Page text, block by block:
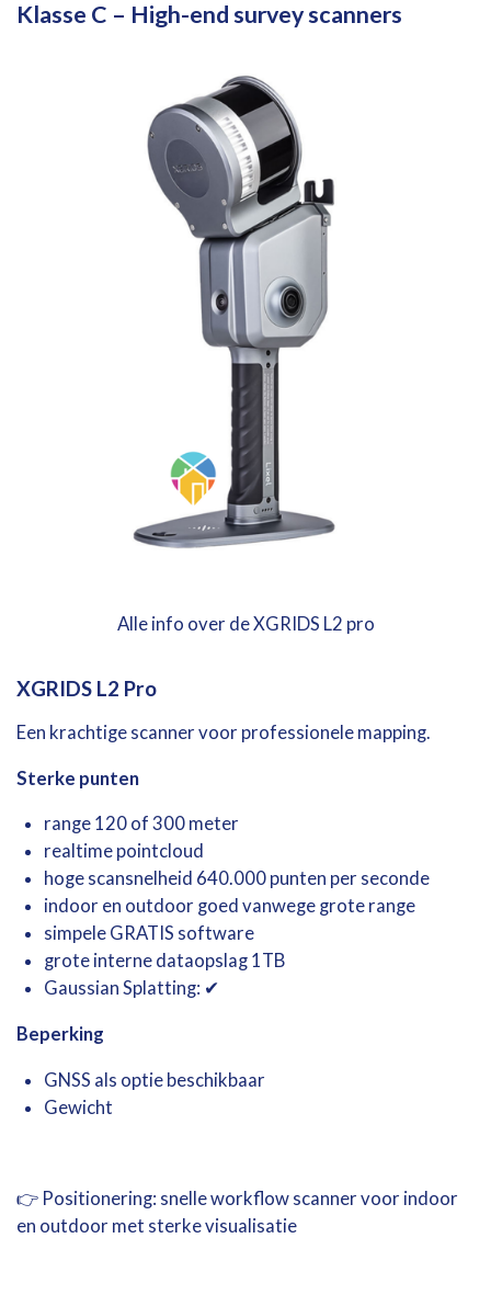
Klasse C – High-endsurveyscanners
Alle info over de XGRIDS L2 pro
XGRIDS L2 Pro
Een krachtige scanner voor professionele mapping.
Sterke punten
range 120 of 300 meter
realtime pointcloud
hoge scansnelheid 640.000 punten per seconde
indoor en outdoor goed vanwege grote range
simpele GRATIS software
grote interne dataopslag 1TB
Gaussian Splatting: ✔
Beperking
GNSS als optie beschikbaar
Gewicht
👉 Positionering: snelle workflow scanner voor indoor
en outdoor met sterke visualisatie